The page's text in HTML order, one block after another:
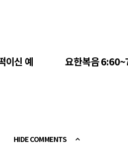
이신 예
요한복음
HIDE COMMENTS